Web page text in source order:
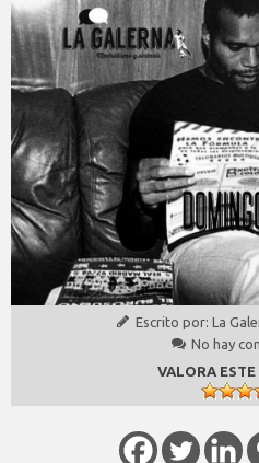
Escrito por: La
No hay
VALORA